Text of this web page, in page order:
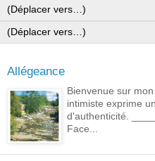
Allégeance
Bienvenue sur
intimiste exprime
d'authenticité.
Face...